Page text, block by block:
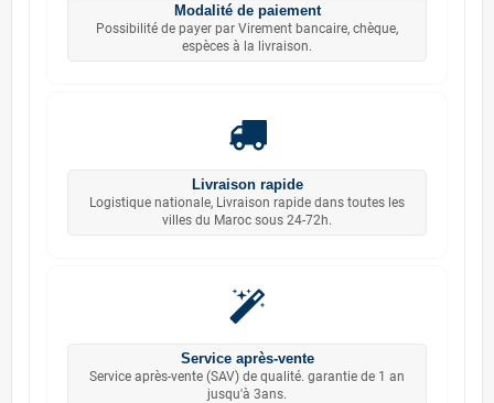
Modalité de paiement
Possibilité de payer par Virement bancaire, chèque,
espèces à la livraison.
Livraison rapide
Logistique nationale, Livraison rapide dans toutes les
villes du Maroc sous 24-72h.
Service après-vente
Service après-vente (SAV) de qualité. garantie de 1 an
jusqu'à 3ans.